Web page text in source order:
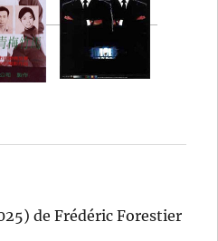
de Frédéric Forestier